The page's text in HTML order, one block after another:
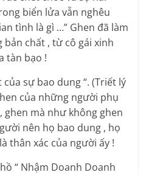
biển lửa vẫn nghêu
tình là gì …” Ghen đã làm
chất , từ cô gái xinh
tàn bạo !
sự bao dung “. (Triết lý
của những người phụ
mà như không ghen
nên họ bao dung , họ
thân xác của người ấy !
“ Nhậm Doanh Doanh